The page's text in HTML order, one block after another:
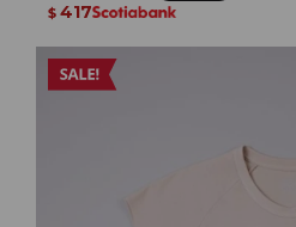
$ 417